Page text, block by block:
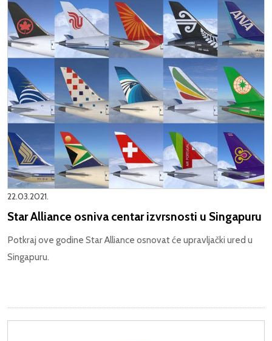
22.03.2021.
Star Alliance osniva centar izvrsnosti u Singapuru
Potkraj ove godine Star Alliance osnovat će upravljački ured u
Singapuru.